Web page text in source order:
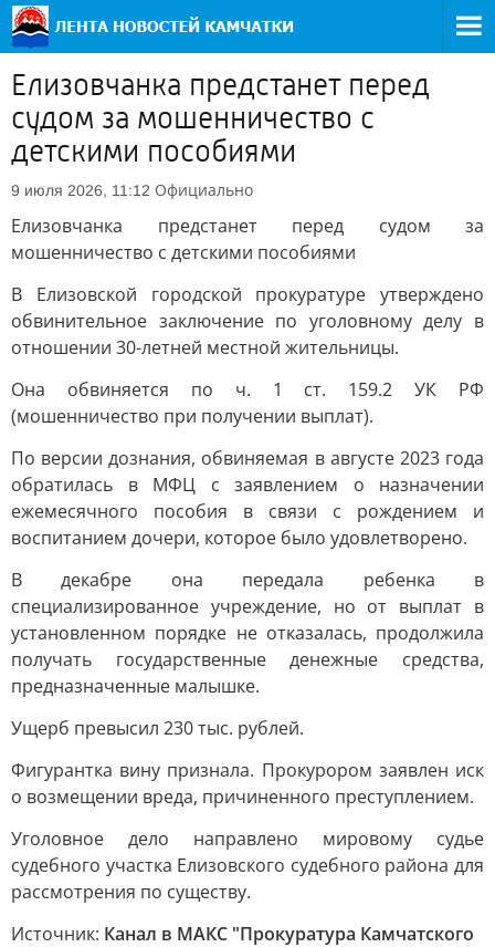
Елизовчанка предстанет перед
судом за мошенничество с
детскими пособиями
9 июля 2026, 11:12 Официально
Елизовчанка предстанет перед судом за
мошенничество с детскими пособиями
В Елизовской городской прокуратуре утверждено
обвинительное заключение по уголовному делу в
отношении 30-летней местной жительницы.
Она обвиняется по ч. 1 ст. 159.2 УК РФ
(мошенничество при получении выплат).
По версии дознания, обвиняемая в августе 2023 года
обратилась в МФЦ с заявлением о назначении
ежемесячного пособия в связи с рождением и
воспитанием дочери, которое было удовлетворено.
В декабре она передала ребенка в
специализированное учреждение, но от выплат в
установленном порядке не отказалась, продолжила
получать государственные денежные средства,
предназначенные малышке.
Ущерб превысил 230 тыс. рублей.
Фигурантка вину признала. Прокурором заявлен иск
о возмещении вреда, причиненного преступлением.
Уголовное дело направлено мировому судье
судебного участка Елизовского судебного района для
рассмотрения по существу.
Источник: Канал в МАКС "Прокуратура Камчатского